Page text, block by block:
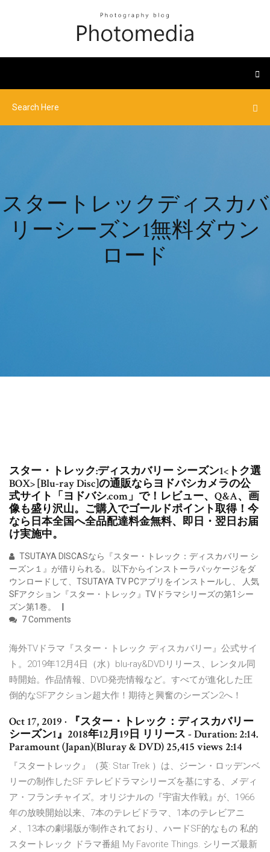
スタートレックディスカバ
リーシーズン1無料ダウン
ロード
スター・トレック:ディスカバリー シーズン1<トク選
BOX> [Blu-ray Disc]の通販ならヨドバシカメラの公
式サイト「ヨドバシ.com」で！レビュー、Q&A、画
像も盛り沢山。ご購入でゴールドポイント取得！今
なら日本全国へ全品配達料金無料、即日・翌日お届
け実施中。
TSUTAYA DISCASなら『スター・トレック：ディスカバリー シ
ーズン１』が借りられる。 以下からインストーラパッケージをダ
ウンロードして、TSUTAYA TV PCアプリをインストールし、 人気
SFアクション『スター・トレック』TVドラマシリーズの第1シー
ズン第1巻。
7 Comments
海外TVドラマ『スター・トレック ディスカバリー』公式サイ
ト。2019年12月4日（水）blu-ray&DVDリリース、レンタル同
時開始。作品情報、DVD発売情報など。すべてが進化した圧
倒的なSFアクション超大作！期待と興奮のシーズン2へ！
Oct 17, 2019 · 『スター・トレック：ディスカバリー
シーズン1』2018年12月19日 リリース - Duration: 2:14.
Paramount (Japan)(Bluray & DVD) 25,415 views 2:14
『スタートレック』（英: Star Trek ）は、ジーン・ロッデンベ
リーの制作したSF テレビドラマシリーズを基にする、メディ
ア・フランチャイズ。オリジナルの『宇宙大作戦』が、1966
年の放映開始以来、7本のテレビドラマ、1本のテレビアニ
メ、13本の劇場版が制作されており、ハードSF的なもの 私的
スタートレック ドラマ番組 My Favorite Things. シリーズ最新